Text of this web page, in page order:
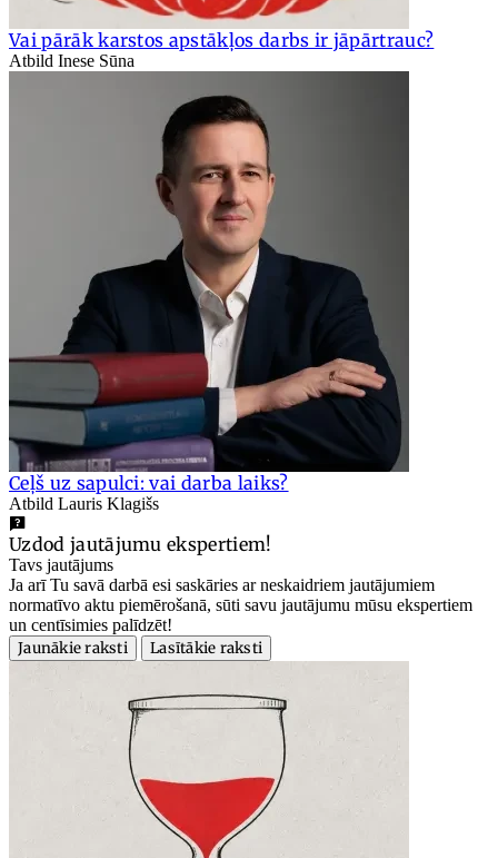
Vai pārāk karstos apstākļos darbs ir jāpārtrauc?
Atbild Inese Sūna
Ceļš uz sapulci: vai darba laiks?
Atbild Lauris Klagišs
Uzdod jautājumu ekspertiem!
Tavs jautājums
Ja arī Tu savā darbā esi saskāries ar neskaidriem jautājumiem
normatīvo aktu piemērošanā, sūti savu jautājumu mūsu ekspertiem
un centīsimies palīdzēt!
Jaunākie raksti
Lasītākie raksti